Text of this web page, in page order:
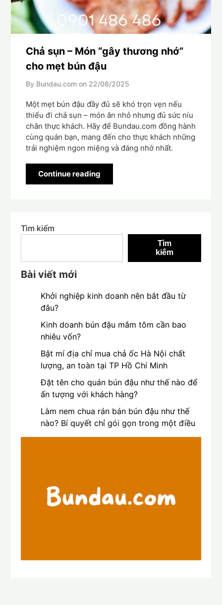
Chả sụn – Món “gây thương nhớ”
cho mẹt bún đậu
By Bundau.com on 22/08/2025
Một mẹt bún đậu đầy đủ sẽ khó trọn vẹn nếu
thiếu đi chả sụn – món ăn nhỏ nhưng đủ sức níu
chân thực khách. Hãy để Bundau.com đồng hành
cùng quán bạn, mang đến cho thực khách những
trải nghiệm ngon miệng và đáng nhớ nhất.
Continue reading
Tìm kiếm
Tìm
kiếm
Bài viết mới
Khởi nghiệp kinh doanh nên bắt đầu từ
đâu?
Kinh doanh bún đậu mắm tôm cần bao
nhiêu vốn?
Bật mí địa chỉ mua chả ốc Hà Nội chất
lượng, an toàn tại TP Hồ Chí Minh
Đặt tên cho quán bún đậu như thế nào để
ấn tượng với khách hàng?
Làm nem chua rán bán bún đậu như thế
nào? Bí quyết chỉ gói gọn trong một điều